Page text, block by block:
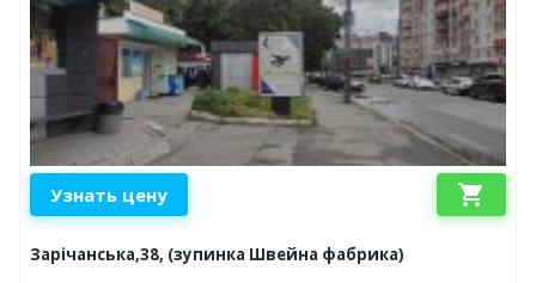
Узнать цену shopping_cart
Зарічанська,38, (зупинка Швейна фабрика)